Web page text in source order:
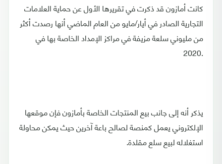
كانت أمازون قد ذكرت في تقريرها الأول عن حماية العلامات
التجارية الصادر في أيار/مايو من العام الماضي أنها رصدت أكثر
من مليوني سلعة مزيفة في مراكز الإمداد الخاصة بها في
.2020
يذكر أنه إلى جانب بيع المنتجات الخاصة بأمازون فإن موقعها
الإلكتروني يعمل كمنصة لصالح باعة آخرين حيث يمكن محاولة
استغلاله لبيع سلع مقلدة.